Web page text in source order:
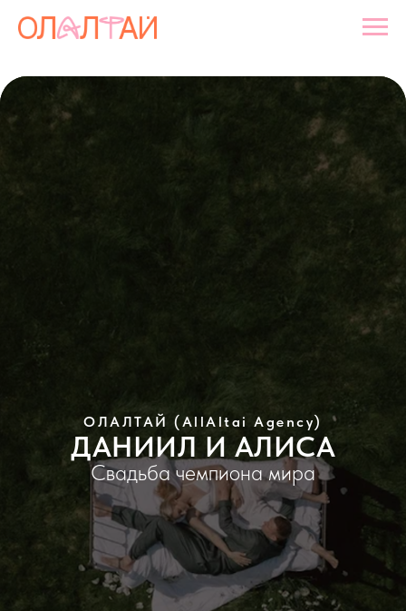
ОЛАЛТАЙ (AllAltai Agency)
ДАНИИЛ И АЛИСА
Свадьба чемпиона мира